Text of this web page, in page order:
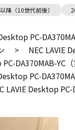
降（10世代前後）
PC-
>
NEC LAVIE
DA370MAB-YC（
PC-
LAVIE Desktop PC-